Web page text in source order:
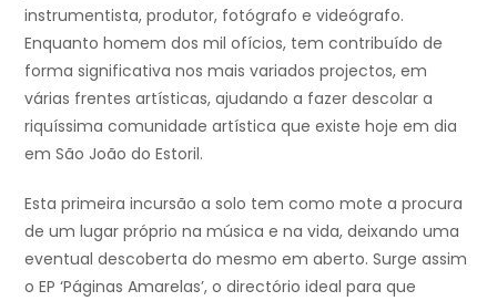
instrumentista, produtor, fotógrafo e videógrafo.
Enquanto homem dos mil ofícios, tem contribuído de
forma significativa nos mais variados projectos, em
várias frentes artísticas, ajudando a fazer descolar a
riquíssima comunidade artística que existe hoje em dia
em São João do Estoril.
Esta primeira incursão a solo tem como mote a procura
de um lugar próprio na música e na vida, deixando uma
eventual descoberta do mesmo em aberto. Surge assim
o EP ‘Páginas Amarelas’, o directório ideal para que